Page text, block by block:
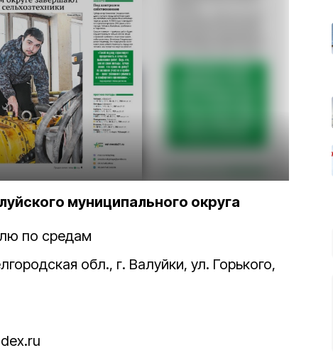
муниципального округа
по средам
обл., г. Валуйки, ул. Горького,